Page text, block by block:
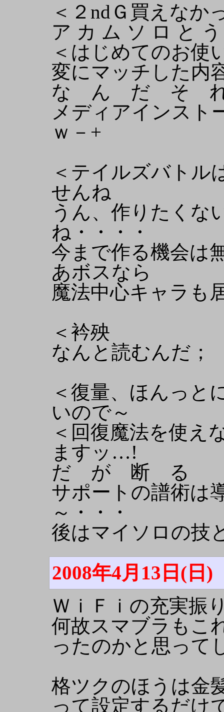
＜２ndＧ買えなか
ア カ ム ソ ロ と
＜はじめてのお使
変にマッチした内
な ん だ そ
メディアインスト
ｗ－+
＜テイルズバトル
せんね
うん、作りたくな
ね・・・・
今まで作る機会は
あボスなら
魔法中心キャラも
＜衿殃
なんと読むんだ；
＜復量、ほんっと
いので～
＜回復魔法を使え
ますッ…!
だ が 断 る
サポートの譜術は
～・・・
後はマイソロの技
2008年4月13日(日)
ＷｉＦｉの充実振
何故スマブラもこ
ったのかと思って
格ツクのほうは金
って設定するだけ